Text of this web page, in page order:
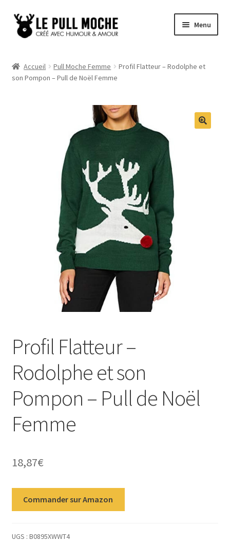
Aller
Aller
au
Menu
Pull Noël Femme
Pull Noël Promo
Accueil Pull Moche Femme
Profil Flatteur – Rodolphe et
son Pompon – Pull de Noël Femme
Profil Flatteur –
Rodolphe et son
Pompon – Pull de Noël
Femme
18,87€
Commander sur Amazon
UGS : B0895XWWT4